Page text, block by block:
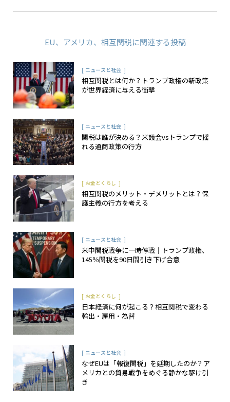
EU、 アメリカ、 相互関税に関連する投稿
[ ニュースと社会 ]
相互関税とは何か？トランプ政権の新政策
が世界経済に与える衝撃
[ ニュースと社会 ]
関税は誰が決める？米議会vsトランプで揺
れる通商政策の行方
[ お金とくらし ]
相互関税のメリット・デメリットとは？保
護主義の行方を考える
[ ニュースと社会 ]
米中関税戦争に一時停戦｜トランプ政権、
145％関税を90日間引き下げ合意
[ お金とくらし ]
日本経済に何が起こる？相互関税で変わる
輸出・雇用・為替
[ ニュースと社会 ]
なぜEUは「報復関税」を延期したのか？ア
メリカとの貿易戦争をめぐる静かな駆け引
き